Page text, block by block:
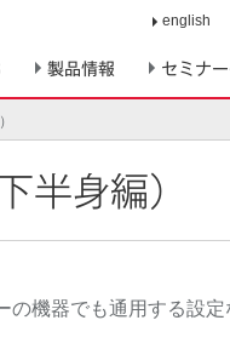
製品情報 セミナ
english
半身編）
機器でも通用する設定